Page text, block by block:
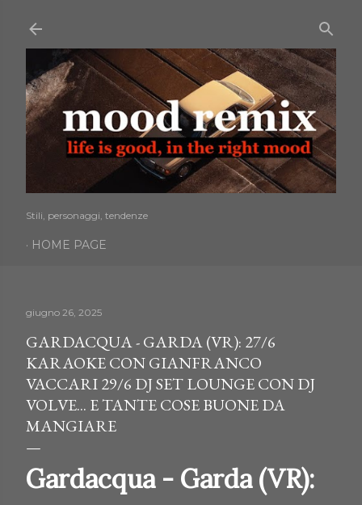
Stili, personaggi, tendenze
HOME PAGE
giugno 26, 2025
GARDACQUA - GARDA (VR): 27/6
KARAOKE CON GIANFRANCO
VACCARI 29/6 DJ SET LOUNGE CON DJ
VOLVE... E TANTE COSE BUONE DA
MANGIARE
Gardacqua - Garda (VR):